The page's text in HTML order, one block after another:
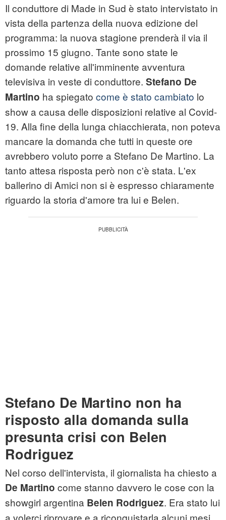
Il conduttore di Made in Sud è stato intervistato in
vista della partenza della nuova edizione del
programma: la nuova stagione prenderà il via il
prossimo 15 giugno. Tante sono state le
domande relative all'imminente avventura
televisiva in veste di conduttore. Stefano De
Martino ha spiegato come è stato cambiato lo
show a causa delle disposizioni relative al Covid-
19. Alla fine della lunga chiacchierata, non poteva
mancare la domanda che tutti in queste ore
avrebbero voluto porre a Stefano De Martino. La
tanto attesa risposta però non c'è stata. L'ex
ballerino di Amici non si è espresso chiaramente
riguardo la storia d'amore tra lui e Belen.
Stefano De Martino non ha
risposto alla domanda sulla
presunta crisi con Belen
Rodriguez
Nel corso dell'intervista, il giornalista ha chiesto a
De Martino come stanno davvero le cose con la
showgirl argentina Belen Rodriguez. Era stato lui